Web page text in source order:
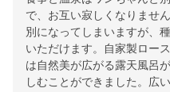
で、お互い寂しくなりませ
別になってしまいますが、
いただけます。自家製ロー
は自然美が広がる露天風呂
しむことができました。広